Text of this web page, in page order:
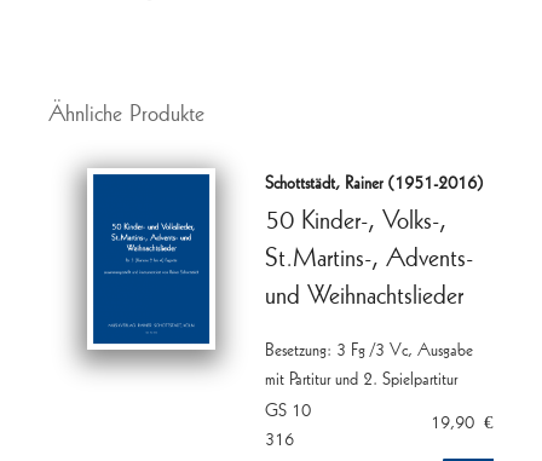
darem
mano"
Ähnliche Produkte
Schottstädt, Rainer (1951-2016)
50 Kinder-, Volks-,
St.Martins-, Advents-
und Weihnachtslieder
Besetzung: 3 Fg /3 Vc, Ausgabe
mit Partitur und 2. Spielpartitur
GS 10
316
19,90 €